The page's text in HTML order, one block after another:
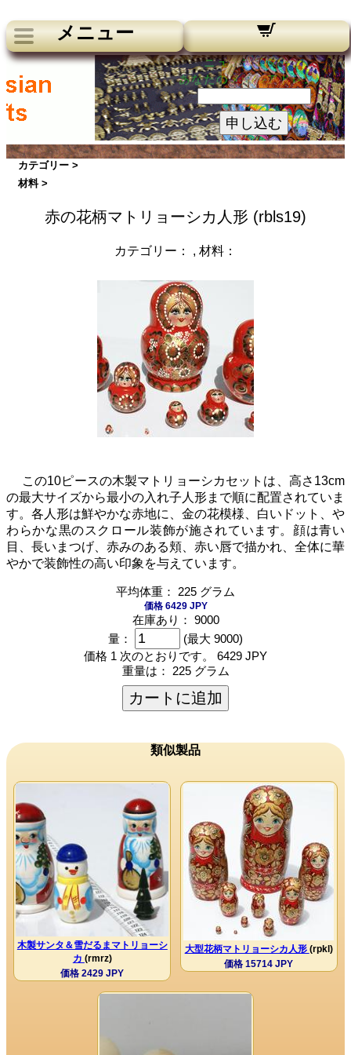
メニュー
ニュースレター：
あなたのメールアドレス：
申し込む
カテゴリー >
材料 >
赤の花柄マトリョーシカ人形 (rbls19)
カテゴリー： , 材料：
この10ピースの木製マトリョーシカセットは、高さ13cm
の最大サイズから最小の入れ子人形まで順に配置されていま
す。各人形は鮮やかな赤地に、金の花模様、白いドット、や
わらかな黒のスクロール装飾が施されています。顔は青い
目、長いまつげ、赤みのある頬、赤い唇で描かれ、全体に華
やかで装飾性の高い印象を与えています。
平均体重： 225 グラム
価格 6429 JPY
在庫あり： 9000
量：
(最大 9000)
価格 1 次のとおりです。
6429 JPY
重量は： 225 グラム
カートに追加
類似製品
木製サンタ＆雪だるまマトリョーシ
カ (rmrz)
価格 2429 JPY
大型花柄マトリョーシカ人形 (rpkl)
価格 15714 JPY